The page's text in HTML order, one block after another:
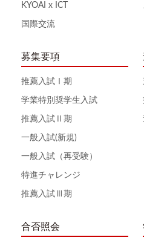
KYOAI x ICT
国際交流
募集要項
推薦入試Ⅰ期
学業特別奨学生入試
推薦入試Ⅱ期
一般入試(新規)
一般入試（再受験）
特進チャレンジ
推薦入試Ⅲ期
合否照会